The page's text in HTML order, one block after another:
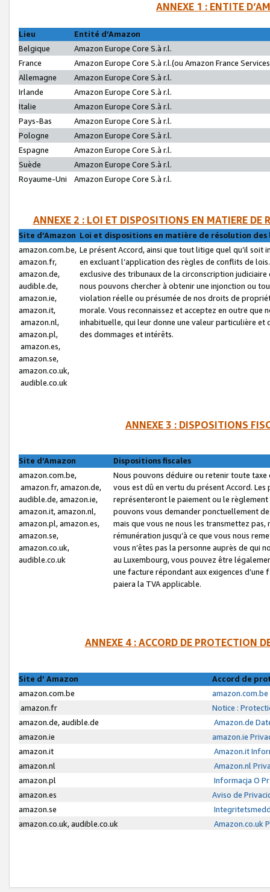
ANNEXE 1 : ENTITE
Lieu
Entité d’Amazon
Belgique
Amazon Europe Core S.à r.l.
France
Amazon Europe Core S.à r.l.(ou Amazon France
Allemagne
Amazon Europe Core S.à r.l.
Irlande
Amazon Europe Core S.à r.l.
Italie
Amazon Europe Core S.à r.l.
Pays-Bas
Amazon Europe Core S.à r.l.
Pologne
Amazon Europe Core S.à r.l.
Espagne
Amazon Europe Core S.à r.l.
Suède
Amazon Europe Core S.à r.l.
Royaume-Uni
Amazon Europe Core S.à r.l.
ANNEXE 2 : LOI ET DISPOSITIONS EN MATIERE DE
Site d’Amazon Loi et dispositions en matière de résolution
amazon.com.be,
amazon.fr,
amazon.de,
audible.de,
amazon.ie,
amazon.it,
amazon.nl,
amazon.pl,
amazon.es,
amazon.se,
amazon.co.uk,
audible.co.uk
Le présent Accord, ainsi que tout litige quel qu’il soit
en excluant l’application des règles de conflits de
exclusive des tribunaux de la circonscription
nous pouvons chercher à obtenir une injonction ou
violation réelle ou présumée de nos droits de
morale. Vous reconnaissez et acceptez en outre que
inhabituelle, qui leur donne une valeur particulière
des dommages et intérêts.
ANNEXE 3 : DISPOSITIONS
Site d’Amazon
Dispositions fiscales
amazon.com.be,
amazon.fr, amazon.de,
audible.de, amazon.ie,
amazon.it, amazon.nl,
amazon.pl, amazon.es,
amazon.se,
amazon.co.uk,
audible.co.uk
Nous pouvons déduire ou retenir toute
vous est dû en vertu du présent Accord.
représenteront le paiement ou le
pouvons vous demander ponctuellement
mais que vous ne nous les transmettez
rémunération jusqu’à ce que vous nous
vous n’êtes pas la personne auprès de qui
au Luxembourg, vous pouvez être
une facture répondant aux exigences
paiera la TVA applicable.
ANNEXE 4 : ACCORD DE PROTECTION
Site d’ Amazon
Accord de
amazon.com.be
amazon.fr
Notice :
amazon.de, audible.de
Amazon.de
amazon.ie
amazon.ie
amazon.it
Amazon.it
amazon.nl
Amazon.nl
amazon.pl
Informacja O
amazon.es
Aviso de
amazon.se
amazon.co.uk, audible.co.uk
Amazon.co.uk